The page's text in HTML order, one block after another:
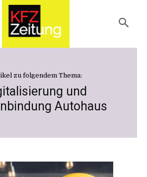
zu folgendem Thema:
und
Autohaus